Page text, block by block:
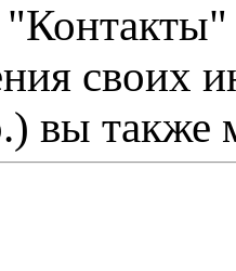
своих
вы также